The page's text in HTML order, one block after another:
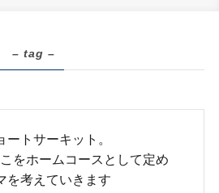
– tag –
トサーキット。
をホームコースとして定め
を考えていきます